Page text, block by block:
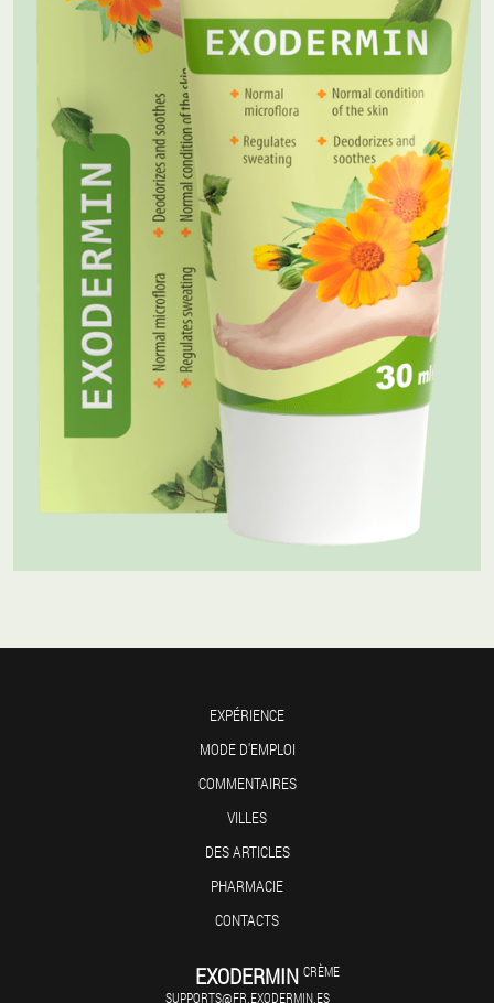
EXPÉRIENCE
MODE D'EMPLOI
COMMENTAIRES
VILLES
DES ARTICLES
PHARMACIE
CONTACTS
EXODERMIN CRÈME
SUPPORTS@FR.EXODERMIN.ES